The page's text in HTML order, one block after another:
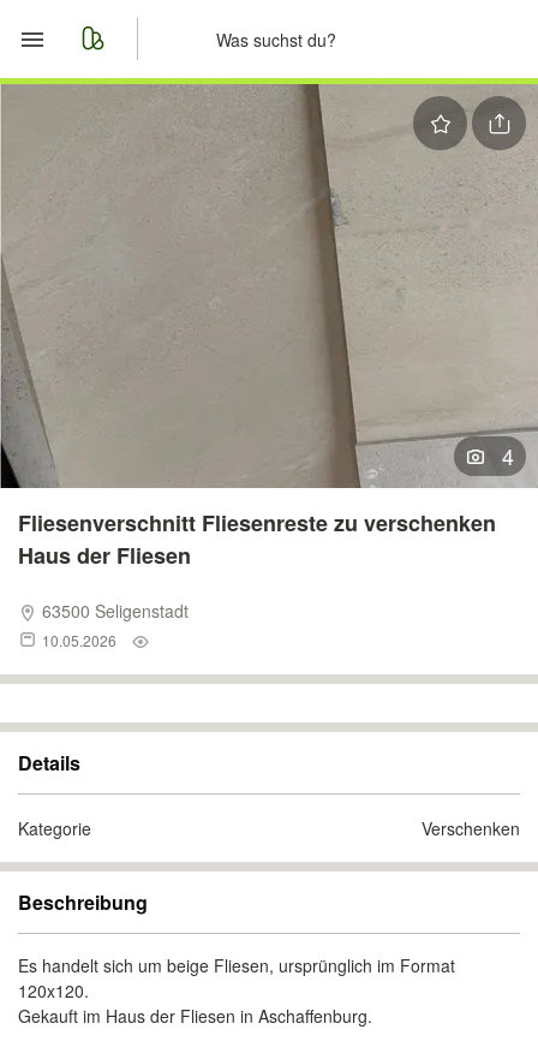
Start
4
Fliesenverschnitt Fliesenreste zu verschenken
Haus der Fliesen
63500 Seligenstadt
10.05.2026
Details
Kategorie Verschenken
Beschreibung
Es handelt sich um beige Fliesen, ursprünglich im Format
120x120.
Gekauft im Haus der Fliesen in Aschaffenburg.